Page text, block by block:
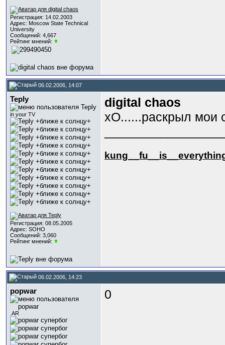
Регистрация: 14.02.2003
Адрес: Moscow State Technical
University
Сообщений: 4,667
Рейтинг мнений:
06.02.2006, 14:07
Teply
in your TV
Регистрация: 08.05.2005
Адрес: SOHO
Сообщений: 3,060
Рейтинг мнений:
digital chaos
хО......раскрыл мои
kung_ _fu_ _is_
06.02.2006, 14:23
popwar
.AR
0